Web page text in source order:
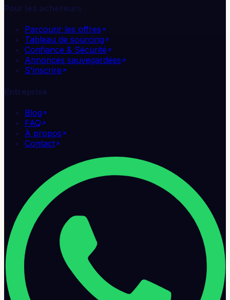
Pour les acheteurs
Parcourir les offres
Tableau de sourcing
Confiance & Sécurité
Annonces sauvegardées
S'inscrire
Entreprise
Blog
FAQ
À propos
Contact